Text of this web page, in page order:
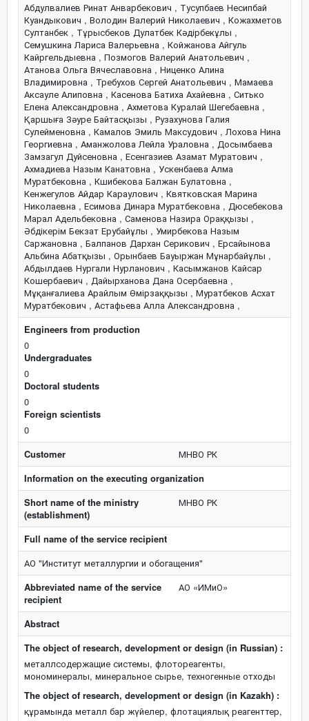
Абдулвалиев Ринат Анварбекович , Тусупбаев Несипбай
Куандыкович , Володин Валерий Николаевич , Кожахметов
Султанбек , Тұрысбеков Дулатбек Кәдірбекұлы ,
Семушкина Лариса Валерьевна , Койжанова Айгуль
Кайргельдыевна , Позмогов Валерий Анатольевич ,
Атанова Ольга Вячеславовна , Ниценко Алина
Владимировна , Требухов Сергей Анатольевич , Мамаева
Аксауле Алиповна , Касенова Батиха Ахайевна , Ситько
Елена Александровна , Ахметова Куралай Шегебаевна ,
Қаршыға Зәуре Байтасқызы , Рузахунова Галия
Сулейменовна , Камалов Эмиль Максудович , Лохова Нина
Георгиевна , Аманжолова Лейла Ураловна , Досымбаева
Замзагул Дуйсеновна , Есенгазиев Азамат Муратович ,
Ахмадиева Назым Канатовна , Ускенбаева Алма
Муратбековна , Кшибекова Балжан Булатовна ,
Кенжегулов Айдар Караулович , Квятковская Марина
Николаевна , Есимова Динара Муратбековна , Дюсебекова
Марал Адельбековна , Саменова Назира Ораққызы ,
Әбдікерім Бекзат Ерубайұлы , Умирбекова Назым
Саржановна , Балпанов Дархан Серикович , Ерсайынова
Альбина Абатқызы , Орынбаев Бауыржан Мұнарбайұлы ,
Абдылдаев Нургали Нурланович , Касымжанов Кайсар
Кошербаевич , Дайырханова Дана Осербаевна ,
Мұқанғалиева Арайлым Өмірзаққызы , Муратбеков Асхат
Муратбекович , Астафьева Алла Александровна ,
Engineers from production
0
Undergraduates
0
Doctoral students
0
Foreign scientists
0
Customer
МНВО РК
Information on the executing organization
Short name of the ministry
(establishment)
МНВО РК
Full name of the service recipient
АО "Институт металлургии и обогащения"
Abbreviated name of the service
recipient
АО «ИМиО»
Abstract
The object of research, development or design (in Russian) :
металлсодержащие системы, флотореагенты,
мономинералы, минеральное сырье, техногенные отходы
The object of research, development or design (in Kazakh) :
құрамында металл бар жүйелер, флотациялық реагенттер,